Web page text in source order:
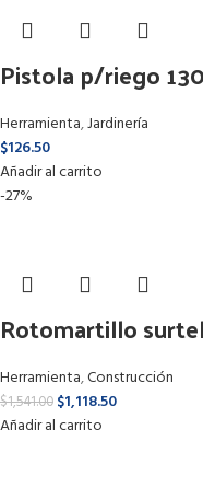
Pistola p/riego
Herramienta,Jardinería
$126.50
Añadir al carrito
-27%
Rotomartillo
Herramienta,Construcción
$1,541.00 $1,118.50
Añadir al carrito